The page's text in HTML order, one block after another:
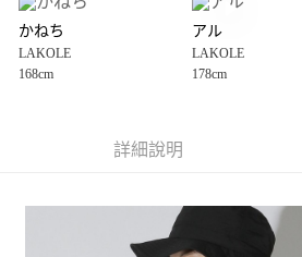
【大哥付你分期使用說明】
1.本服務由台灣大哥大提供，台灣大哥大用戶可
2.付款方式選擇「大哥付你分期」，訂單成立後
3.實際核准額度、可分期數及費用金額請依後續
4.訂單成立30分鐘內，如未前往確認交易或遇審
1.分期款項不併入電信帳單，「大哥付你分期」
AFTEE先享後付
３．安心：先確認商品／服務後，再付款。
【「AFTEE先享後付」結帳流程】
每筆NT$80，滿NT$1,500(含以上)免運費
かねち
LAKOLE
168cm
アル
LAKOLE
178cm
詳細說明